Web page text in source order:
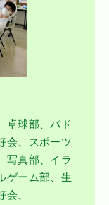
卓球部、バド
会、スポーツ
写真部、イラ
ゲーム部、生
、